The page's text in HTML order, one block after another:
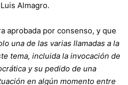
Almagro.
aprobada por consenso, y que
una de las varias llamadas a la
tema, incluida la invocación de
y su pedido de una
en algún momento entre